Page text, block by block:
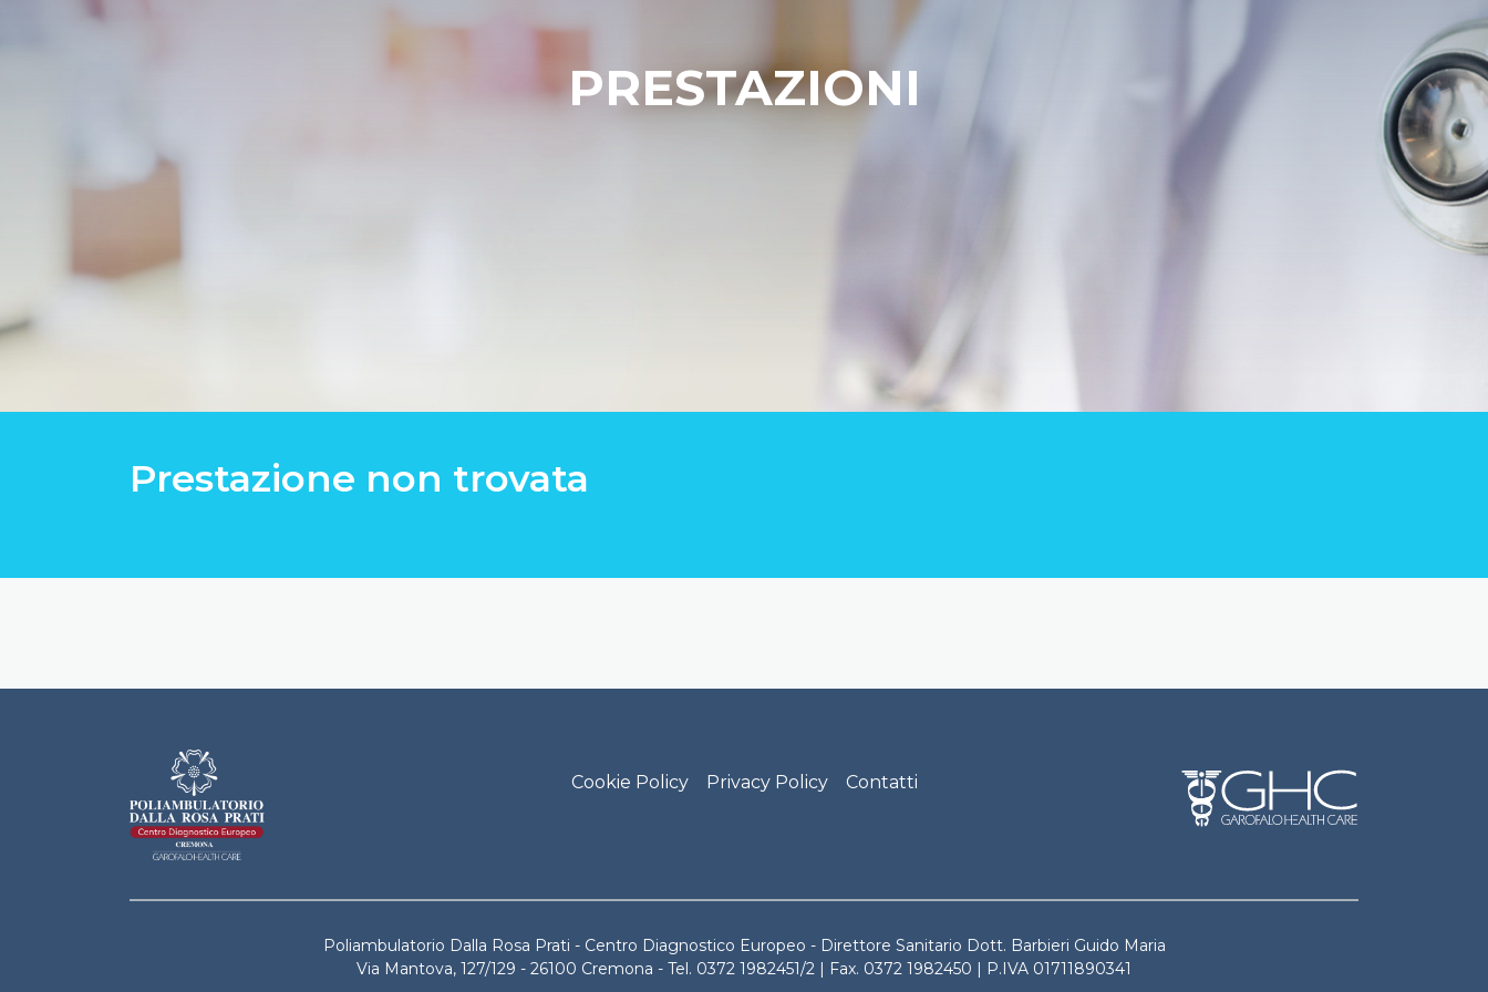
PRESTAZIONI
Prestazione non trovata
Dalla Rosa Prati Cremona Footer Menu
Cookie Policy Privacy Policy Contatti
Poliambulatorio Dalla Rosa Prati - Centro Diagnostico Europeo - Direttore Sanitario Dott. Barbieri Guido Maria
Via Mantova, 127/129 - 26100 Cremona - Tel. 0372 1982451/2 | Fax. 0372 1982450 | P.IVA 01711890341